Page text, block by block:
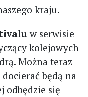
kraju.
w serwisie
kolejowych
Można teraz
będą na
odbędzie się